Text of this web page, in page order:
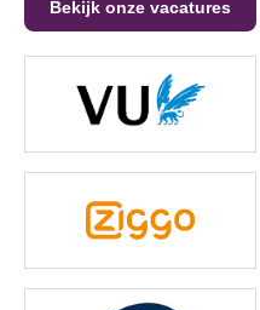
Bekijk onze vacatures